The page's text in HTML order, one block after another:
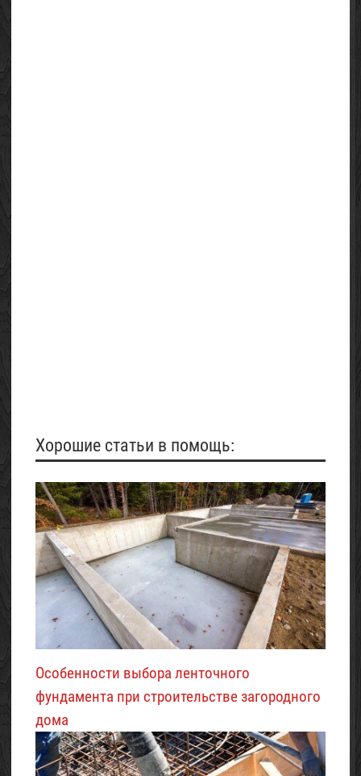
Хорошие статьи в помощь:
Особенности выбора ленточного
фундамента при строительстве загородного
дома